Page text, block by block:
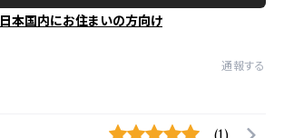
日本国内にお住まいの方向け
通報する